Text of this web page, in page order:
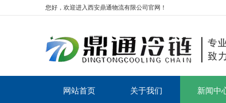
您好，欢迎进入西安鼎通物流有限公司官网！
网站首页 关于我们 新闻中